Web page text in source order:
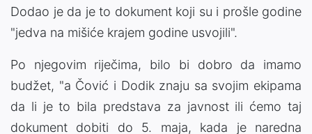
Dodao je da je to dokument koji su i prošle godine
"jedva na mišiće krajem godine usvojili".
Po njegovim riječima, bilo bi dobro da imamo
budžet, "a Čović i Dodik znaju sa svojim ekipama
da li je to bila predstava za javnost ili ćemo taj
dokument dobiti do 5. maja, kada je naredna